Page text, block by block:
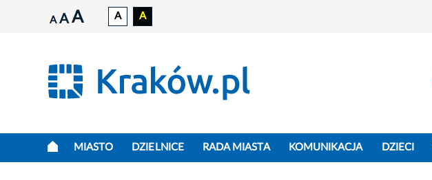
A A A A A
MIASTO DZIELNICE RADA MIASTA KOMUNIKACJA DZIECI